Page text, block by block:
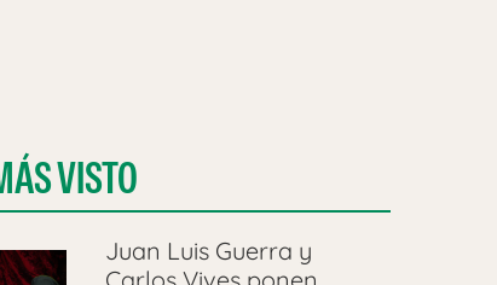
VISTO
Juan Luis Guerra y